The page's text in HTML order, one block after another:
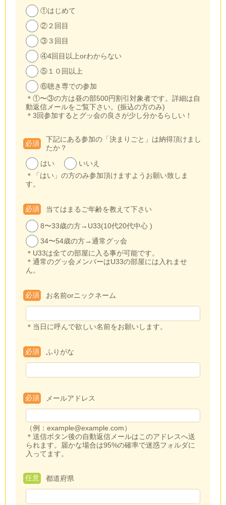
①はじめて
②２回目
③３回目
④4回目以上orわからない
⑤１０回以上
⑥聴き専での参加
＊①〜③の方は昼の部500円割引対象者です。詳細は自
動返信メールをご覧下さい。(振込の方のみ)
＊3回参加するとグッ会の良さが少し分かるらしい！
下記にある参加の「決まりごと」は納得頂けまし
たか？
必須
はい
いいえ
＊「はい」の方のみ参加頂けますようお願い致しま
す。
当てはまるご年齢を教えて下さい
必須
8〜33歳の方→U33(10代20代中心 )
34〜54歳の方→通常グッ会
＊U33は全ての部屋に入る事が可能です。
＊通常のグッ会メンバーはU33の部屋には入れませ
ん。
お名前orニックネーム
必須
＊当日に呼んで欲しい名前をお願いします。
ふりがな
必須
メールアドレス
必須
（例：example@example.com）
＊送信ボタン後の自動返信メールはこのアドレスへ送
られます。届かな場合は95%の確率で迷惑フォルダに
入ってます。
都道府県
任意